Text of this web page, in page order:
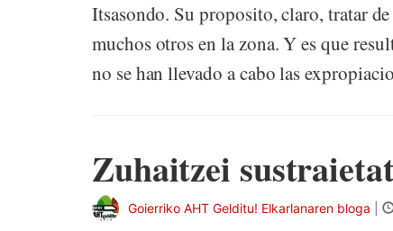
Itsasondo. Su proposito, claro, tratar
muchos otros en la zona. Y es que
no se han llevado a cabo las
Zuhaitzei
Goierriko AHT Gelditu! Elkarlanaren bloga